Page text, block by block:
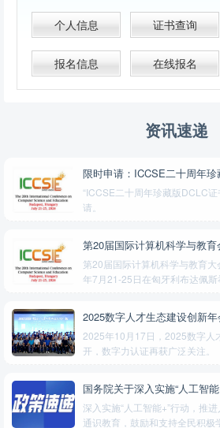
个人信息 证书查询
报名信息 在线报名
资讯速递
限时申请：ICCSE二十周年珍
“ICCSE二十周年珍藏版DCLC
请。
第20届国际计算机科学与教
第20届国际计算机科学与教育
年7月21-25日在匈牙利布达佩斯
2025数字人才生态建设创新
2025年10月17日，2025数字人
开，数字力认证再获广泛关注。
国务院关于深入实施“人工智
深入实施“人工智能+”行动，推
通识教育，鼓励和支持全民积极